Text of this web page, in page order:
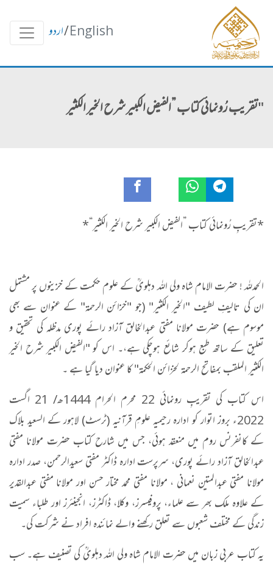
English
/اردو
"تقریب رُونمائی کتاب ”الفیض الکبیر شرح الخیر الکثیر
*تقریبِ رُونمائی کتاب ”الفیض الکبیر شرح الخیر الکثیر“*
الحمدللہ ! حضرت الامام شاہ ولی اللہ دہلویؒ کے علوم حکمت کے خزینوں پر مشتمل
ان کی تالیفِ لطیف "الخیر الکثیر" (جو "خزائن الرحمة" کے عنوان سے بھی
موسوم ہے) حضرت مولانا مفتی عبدالخالق آزاد رائے پوری مدظلہ کی تحقیق و
تعلیق کے ساتھ طبع ہوکر شائع ہوچکی ہے،۔ اس کو "الفیض الکبیر شرح الخیر
الکثیر الملقب بمفاتح الرحمة لخزائن الحکمة" کا عنوان دیا گیا ہے ۔
اس کتاب کی تقریبِ رونمائی 22 محرم الحرام 1444ھ/ 21 اگست
2022ء بروز اتوار کو ادارہ رحیمیہ علومِ قرآنیہ (ٹرسٹ) لاہور کے السعید بلاک
کے کانفرنس روم میں منعقد ہوئی، جس میں شارح کتاب حضرت مولانا مفتی
عبدالخالق آزاد رائے پوری، سرپرست ادارہ ڈاکٹر مفتی سعیدالرحمن، صدر ادارہ
مولانا مفتی عبدالمتین نعمانی ، مولانا مفتی محمد مختار حسن اور مولانا مفتی عبدالقدیر
کے علاوہ ملک بھر سے علماء، پروفیسرز، وکلا، ڈاکٹرز، انجینئرز اور طلباء سمیت
زندگی کے مختلف شعبوں سے تعلق رکھنے والے نمائندہ افراد نے شرکت کی۔
یہ کتاب عربی زبان میں حضرت الامام شاہ ولی اللہ دہلویؒ کی تصنیف ہے۔ سب